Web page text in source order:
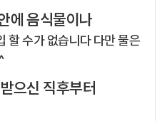
에 음식물이나
할 수가 없습니다 다만 물은
으신 직후부터